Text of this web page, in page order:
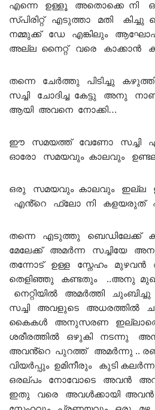
എന്നെ ഉള്ളൂ അതൊക്കെ നി
സ്പിരിറ്റ് എടുത്താ മതി
നമ്മുക്ക് ഡേ എങ്കിലും
അല്ല നൈറ്റ് വരെ കാക്കാൻ
തന്നെ ചേർത്തു പിടിച്ചു
സച്ചി ചോദിച്ച കേട്ടു അനു
ആയി അവനെ നോക്കി…
ഈ സമയത്ത് വേണോ സച്ചി
ഓരോ സമയവും കാലവും
ഒരു സമയവും കാലവും ഇല്ല
എൻ്റെ ഫ്ലോ നി കളയരുത്
തന്നെ എടുത്തു ബെഡിലേക്ക്
മേലേക്ക് അമർന്ന സച്ചിയേ
തന്നോട് ഉള്ള സ്നേഹം മുഴവൻ
തെളിഞ്ഞു കണ്ടതും ..അനു
നെറ്റിയിൽ അമർത്തി
സച്ചി അവളുടെ അധരത്തിൽ
കൈകൾ അനുസരണ
ശരീരത്തിൽ ഒഴുകി നടന്നു
അവൻ്റെ പുറത്ത് അമർന്നു ..
വിയർപ്പും ഉമിനീരും കുടി
ഒരല്പം നോവോടെ അവൻ
ഇതു വരെ അവൾക്കായി അവൻ